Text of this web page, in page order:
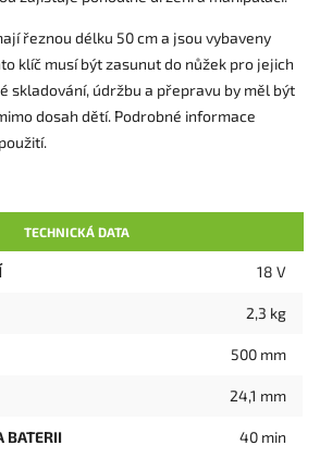
řeznou délku 50 cm a jsou vybaveny
klíč musí být zasunut do nůžek pro jejich
skladování, údržbu a přepravu by měl být
dosah dětí. Podrobné informace
TECHNICKÁ DATA
18 V
2,3 kg
500 mm
24,1 mm
BATERII 40 min